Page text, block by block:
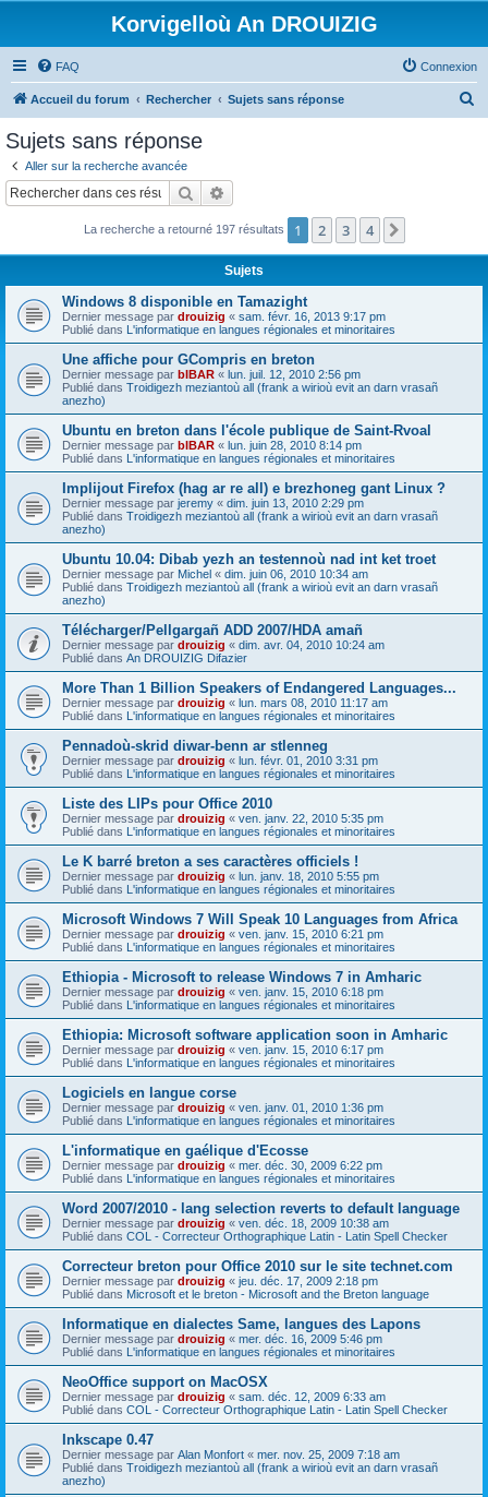
Korvigelloù An DROUIZIG
FAQ Connexion
Accueil du forum Rechercher Sujets sans réponse
c
Sujets sans réponse
Aller sur la recherche avancée
Rechercher
La recherche a retourné 197 résultats 1 2 3 4
Sujets
Windows 8 disponible en Tamazight
Dernier message par drouizig « sam. févr. 16, 2013 9:17 pm
Publié dans L'informatique en langues régionales et minoritaires
Une affiche pour GCompris en breton
Dernier message par bIBAR « lun. juil. 12, 2010 2:56 pm
Publié dans Troidigezh meziantoù all (frank a wirioù evit an darn vrasañ
anezho)
Ubuntu en breton dans l'école publique de Saint-Rvoal
Dernier message par bIBAR « lun. juin 28, 2010 8:14 pm
Publié dans L'informatique en langues régionales et minoritaires
Implijout Firefox (hag ar re all) e brezhoneg gant Linux ?
Dernier message par jeremy « dim. juin 13, 2010 2:29 pm
Publié dans Troidigezh meziantoù all (frank a wirioù evit an darn vrasañ
anezho)
Ubuntu 10.04: Dibab yezh an testennoù nad int ket troet
Dernier message par Michel « dim. juin 06, 2010 10:34 am
Publié dans Troidigezh meziantoù all (frank a wirioù evit an darn vrasañ
anezho)
Télécharger/Pellgargañ ADD 2007/HDA amañ
Dernier message par drouizig « dim. avr. 04, 2010 10:24 am
Publié dans An DROUIZIG Difazier
More Than 1 Billion Speakers of Endangered Languages...
Dernier message par drouizig « lun. mars 08, 2010 11:17 am
Publié dans L'informatique en langues régionales et minoritaires
Pennadoù-skrid diwar-benn ar stlenneg
Dernier message par drouizig « lun. févr. 01, 2010 3:31 pm
Publié dans L'informatique en langues régionales et minoritaires
Liste des LIPs pour Office 2010
Dernier message par drouizig « ven. janv. 22, 2010 5:35 pm
Publié dans L'informatique en langues régionales et minoritaires
Le K barré breton a ses caractères officiels !
Dernier message par drouizig « lun. janv. 18, 2010 5:55 pm
Publié dans L'informatique en langues régionales et minoritaires
Microsoft Windows 7 Will Speak 10 Languages from Africa
Dernier message par drouizig « ven. janv. 15, 2010 6:21 pm
Publié dans L'informatique en langues régionales et minoritaires
Ethiopia - Microsoft to release Windows 7 in Amharic
Dernier message par drouizig « ven. janv. 15, 2010 6:18 pm
Publié dans L'informatique en langues régionales et minoritaires
Ethiopia: Microsoft software application soon in Amharic
Dernier message par drouizig « ven. janv. 15, 2010 6:17 pm
Publié dans L'informatique en langues régionales et minoritaires
Logiciels en langue corse
Dernier message par drouizig « ven. janv. 01, 2010 1:36 pm
Publié dans L'informatique en langues régionales et minoritaires
L'informatique en gaélique d'Ecosse
Dernier message par drouizig « mer. déc. 30, 2009 6:22 pm
Publié dans L'informatique en langues régionales et minoritaires
Word 2007/2010 - lang selection reverts to default language
Dernier message par drouizig « ven. déc. 18, 2009 10:38 am
Publié dans COL - Correcteur Orthographique Latin - Latin Spell Checker
Correcteur breton pour Office 2010 sur le site technet.com
Dernier message par drouizig « jeu. déc. 17, 2009 2:18 pm
Publié dans Microsoft et le breton - Microsoft and the Breton language
Informatique en dialectes Same, langues des Lapons
Dernier message par drouizig « mer. déc. 16, 2009 5:46 pm
Publié dans L'informatique en langues régionales et minoritaires
NeoOffice support on MacOSX
Dernier message par drouizig « sam. déc. 12, 2009 6:33 am
Publié dans COL - Correcteur Orthographique Latin - Latin Spell Checker
Inkscape 0.47
Dernier message par Alan Monfort « mer. nov. 25, 2009 7:18 am
Publié dans Troidigezh meziantoù all (frank a wirioù evit an darn vrasañ
anezho)